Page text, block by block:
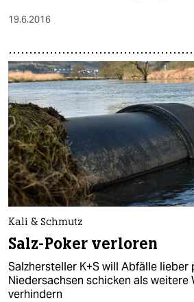
19.6.2016
Kali & Schmutz
Salz-Poker verloren
Salzhersteller K+S will Abfälle lieber
Niedersachsen schicken als weitere
verhindern